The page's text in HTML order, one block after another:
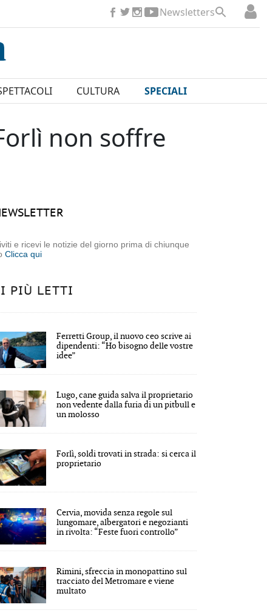
Newsletters
CULTURA SPECIALI
non soffre
e ricevi le notizie del giorno prima di chiunque
Clicca qui
I PIÙ LETTI
Ferretti Group, il nuovo ceo scrive ai
dipendenti: “Ho bisogno delle vostre
idee”
Lugo, cane guida salva il proprietario
non vedente dalla furia di un pitbull e
un molosso
Forlì, soldi trovati in strada: si cerca il
proprietario
Cervia, movida senza regole sul
lungomare, albergatori e negozianti
in rivolta: “Feste fuori controllo”
Rimini, sfreccia in monopattino sul
tracciato del Metromare e viene
multato